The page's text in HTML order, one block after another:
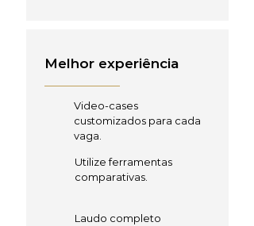
Melhor experiência
Video-cases
customizados para cada
vaga.
Utilize ferramentas
comparativas.
Laudo completo